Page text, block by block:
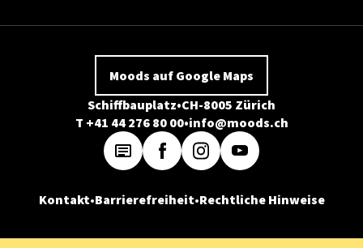
Moods auf Google Maps
Schiffbauplatz CH-8005 Zürich
T +41 44 276 80 00 info@moods.ch
Kontakt Barrierefreiheit Rechtliche Hinweise